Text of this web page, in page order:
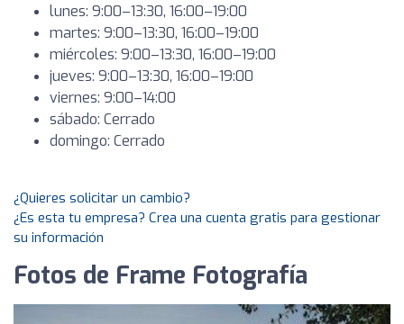
lunes: 9:00–13:30, 16:00–19:00
martes: 9:00–13:30, 16:00–19:00
miércoles: 9:00–13:30, 16:00–19:00
jueves: 9:00–13:30, 16:00–19:00
viernes: 9:00–14:00
sábado: Cerrado
domingo: Cerrado
¿Quieres solicitar un cambio?
¿Es esta tu empresa? Crea una cuenta gratis para gestionar
su información
Fotos de Frame Fotografía